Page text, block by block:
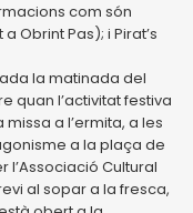
com són
Obrint Pas); i Pirat’s
la matinada del
quan l’activitat festiva
a l’ermita, a les
a la plaça de
l’Associació Cultural
al sopar a la fresca,